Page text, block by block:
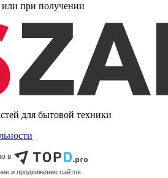
или при получении
для бытовой техники
в
и продвижение сайтов